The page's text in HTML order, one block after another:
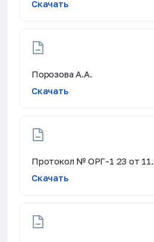
Скачать
Порозова А.А.
Скачать
Протокол № ОРГ-1 23 от
Скачать